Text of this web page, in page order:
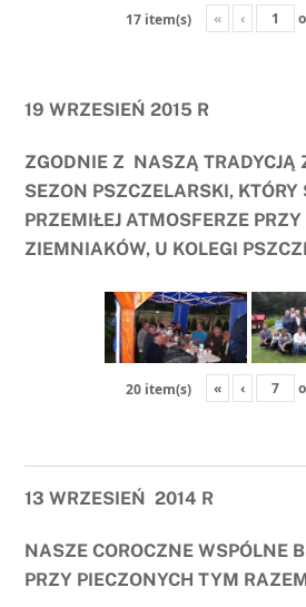
17 item(s) « ‹
19 WRZESIEŃ 2015 R
ZGODNIE Z NASZĄ TRADYCJĄ
SEZON PSZCZELARSKI,
PRZEMIŁEJ ATMOSFERZE
ZIEMNIAKÓW, U KOLEGI
20 item(s) « ‹
13 WRZESIEŃ 2014 R
NASZE COROCZNE WSPÓLNE
PRZY PIECZONYCH TYM